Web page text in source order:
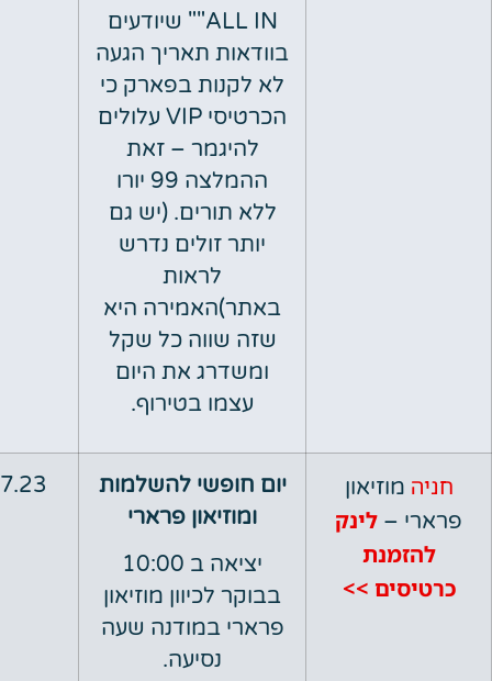
"ALL IN" שיודעים
בוודאות תאריך הגעה
לא לקנות בפארק כי
הכרטיסי VIP עלולים
להיגמר – זאת
ההמלצה 99 יורו
ללא תורים. (יש גם
יותר זולים נדרש
באתר)האמירה היא
שזה שווה כל שקל
ומשדרג את היום
עצמו בטירוף.
מוזיאון
–לינק
>>
יום חופשי להשלמות
ומוזיאון פרארי
יציאה ב 10:00
בבוקר לכיוון מוזיאון
פרארי במודנה שעה
07.07.23